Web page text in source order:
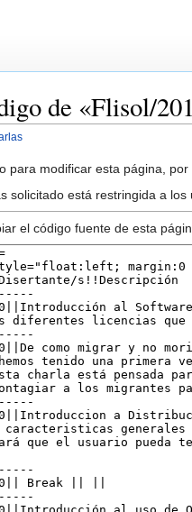
de «Flisol/
para modificar esta página,
solicitado está restringida a los
el código fuente de esta